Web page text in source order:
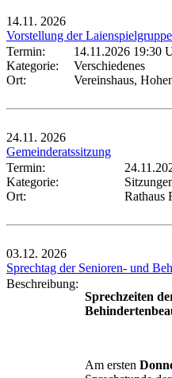
14.11. 2026
Vorstellung der
Termin:
14.11.2026 19:30
Kategorie:
Verschiedenes
Ort:
Vereinshaus,
24.11. 2026
Gemeinderatssitzung
Termin:
Kategorie:
Ort:
Rathaus
03.12. 2026
Sprechtag der Senioren- und
Beschreibung:
Sprechzeiten
Am ersten